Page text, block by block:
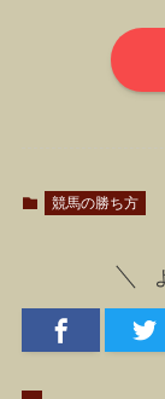
競馬の勝ち方